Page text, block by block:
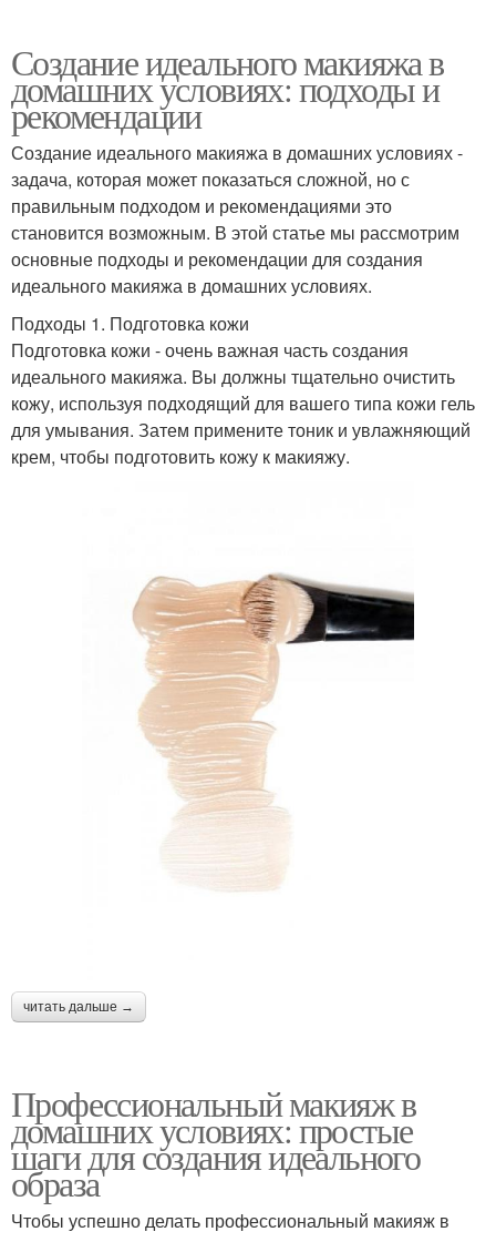
Создание идеального макияжа в
домашних условиях: подходы и
рекомендации
Создание идеального макияжа в домашних условиях -
задача, которая может показаться сложной, но с
правильным подходом и рекомендациями это
становится возможным. В этой статье мы рассмотрим
основные подходы и рекомендации для создания
идеального макияжа в домашних условиях.
Подходы 1. Подготовка кожи
Подготовка кожи - очень важная часть создания
идеального макияжа. Вы должны тщательно очистить
кожу, используя подходящий для вашего типа кожи гель
для умывания. Затем примените тоник и увлажняющий
крем, чтобы подготовить кожу к макияжу.
читать дальше →
Профессиональный макияж в
домашних условиях: простые
шаги для создания идеального
образа
Чтобы успешно делать профессиональный макияж в